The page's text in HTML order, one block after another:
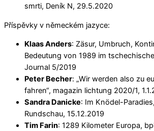
smrti, Deník N, 29.5.2020
Příspěvky v německém jazyce:
Klaas Anders: Zäsur, Umbruch,
Bedeutung von 1989 im
Journal 5/2019
Peter Becher: „Wir werden also zu
fahren“, magazin lichtung 2020/1,
Sandra Danicke: Im Knödel-
Rundschau, 15.12.2019
Tim Farin: 1289 Kilometer Europa,